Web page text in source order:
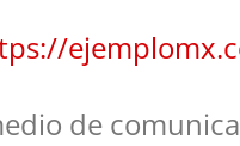
de